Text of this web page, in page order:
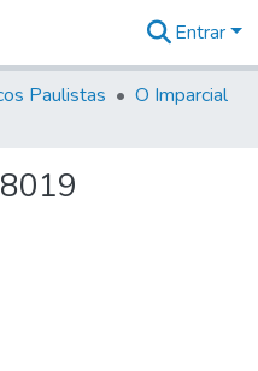
Entrar
Paulistas
O Imparcial